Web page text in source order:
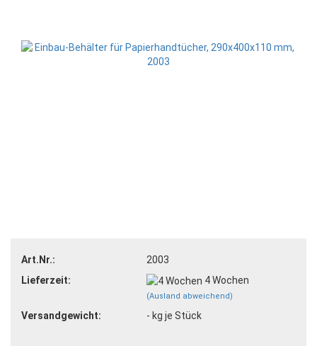
Art.Nr.:
2003
Lieferzeit:
4 Wochen
(Ausland abweichend)
Versandgewicht: - kg je Stück